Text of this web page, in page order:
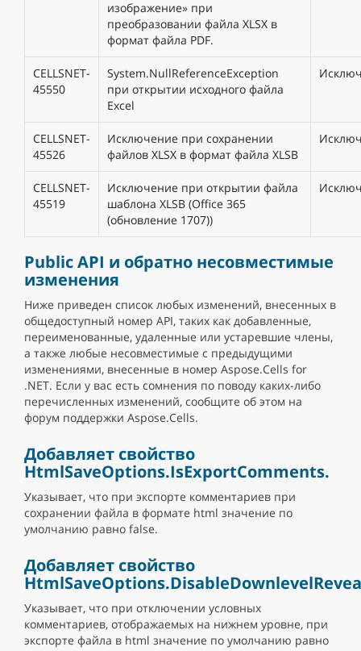
изображение» при
преобразовании файла XLSX в
формат файла PDF.
CELLSNET-
45550
System.NullReferenceException
при открытии исходного файла
Excel
CELLSNET-
45526
Исключение при сохранении
файлов XLSX в формат файла XLSB
CELLSNET-
45519
Исключение при открытии файла
шаблона XLSB (Office 365
(обновление 1707))
Public API и обратно несовместимые
изменения
Ниже приведен список любых изменений, внесенных в
общедоступный номер API, таких как добавленные,
переименованные, удаленные или устаревшие члены,
а также любые несовместимые с предыдущими
изменениями, внесенные в номер Aspose.Cells for
.NET. Если у вас есть сомнения по поводу каких-либо
перечисленных изменений, сообщите об этом на
форум поддержки Aspose.Cells.
Добавляет свойство
HtmlSaveOptions.IsExportComments.
Указывает, что при экспорте комментариев при
сохранении файла в формате html значение по
умолчанию равно false.
Добавляет свойство
Указывает, что при отключении условных
комментариев, отображаемых на нижнем уровне, при
экспорте файла в html значение по умолчанию равно